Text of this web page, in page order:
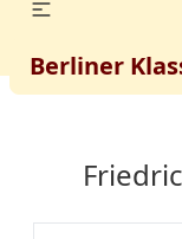
Berliner